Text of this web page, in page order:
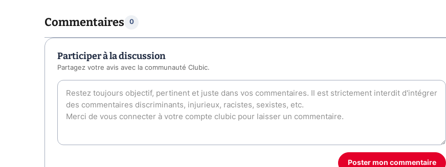
Commentaires 0
Participer à la discussion
Partagez votre avis avec la communauté Clubic.
Poster mon commentaire